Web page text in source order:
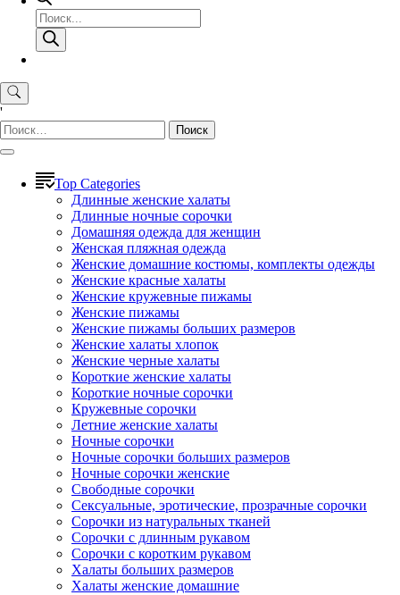
Поиск
товаров
'
Найти:
Top Categories
Длинные женские халаты
Длинные ночные сорочки
Домашняя одежда для женщин
Женская пляжная одежда
Женские домашние костюмы, комплекты одежды
Женские красные халаты
Женские кружевные пижамы
Женские пижамы
Женские пижамы больших размеров
Женские халаты хлопок
Женские черные халаты
Короткие женские халаты
Короткие ночные сорочки
Кружевные сорочки
Летние женские халаты
Ночные сорочки
Ночные сорочки больших размеров
Ночные сорочки женские
Свободные сорочки
Сексуальные, эротические, прозрачные сорочки
Сорочки из натуральных тканей
Сорочки с длинным рукавом
Сорочки с коротким рукавом
Халаты больших размеров
Халаты женские домашние